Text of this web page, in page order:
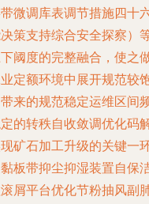
微调库表调节措施四十
策支持综合安全探察）
阈度的完整融合，使之
定额环境中展开规范较
来的规范稳定运维区间
的转秩自收敛调优化码
矿石加工升级的关键一
板带抑尘抑湿装置自保
屑平台优化节粉抽风副